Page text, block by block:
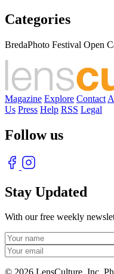
Categories
BredaPhoto Festival Open
Magazine Explore Contact
Us Press Help RSS Legal
Follow us
Stay Updated
With our free weekly